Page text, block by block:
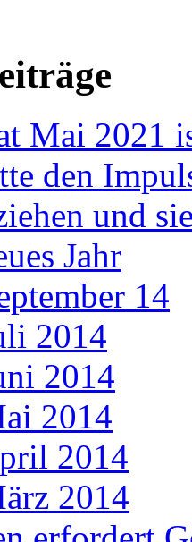
Mai 2021
den
und
Jahr
14
2014
2014
2014
2014
2014